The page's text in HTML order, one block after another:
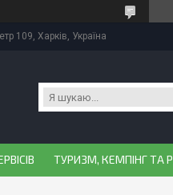
109, Харків, Україна
ТУРИЗМ, КЕМПІНГ ТА